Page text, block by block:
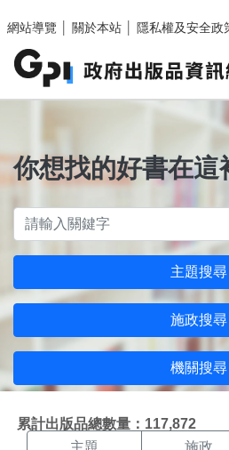
網站導覽
關於本站 隱私權及安全政
你想找的好書在這
主題搜尋
施政搜尋
機關搜尋
累計出版品總數量：117,872
機關搜尋結果
主題 施政